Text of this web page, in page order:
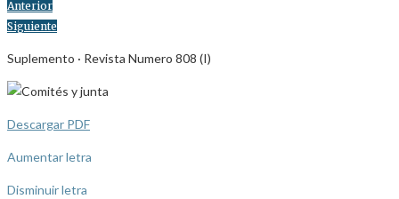
Anterior
Siguiente
Suplemento · Revista Numero 808 (I)
Descargar PDF
Aumentar letra
Disminuir letra